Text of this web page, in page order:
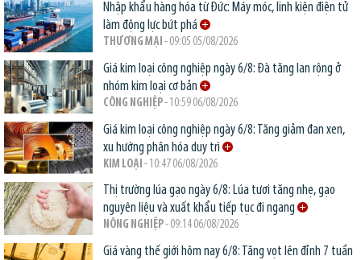
Nhập khẩu hàng hóa từ Đức: Máy móc, linh kiện điện tử
làm động lực bứt phá
THƯƠNG MẠI - 09:05 05/08/2026
Giá kim loại công nghiệp ngày 6/8: Đà tăng lan rộng ở
nhóm kim loại cơ bản
CÔNG NGHIỆP- 10:59 06/08/2026
Giá kim loại công nghiệp ngày 6/8: Tăng giảm đan xen,
xu hướng phân hóa duy trì
KIM LOẠI - 10:47 06/08/2026
Thị trường lúa gạo ngày 6/8: Lúa tươi tăng nhẹ, gạo
nguyên liệu và xuất khẩu tiếp tục đi ngang
NÔNG NGHIỆP- 09:14 06/08/2026
Giá vàng thế giới hôm nay 6/8: Tăng vọt lên đỉnh 7 tuần